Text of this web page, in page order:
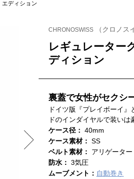
エディション
CHRONOSWISS （クロノス
レギュレーター
ディション
裏蓋で女性がセクシ
ドイツ版『プレイボーイ
ドのインダイヤルで装いは
ケース径： 40mm
ケース素材： SS
ベルト素材： アリゲーター
防水： 3気圧
ムーブメント： 自動巻き